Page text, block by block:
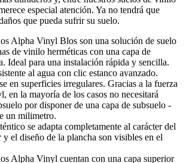
especial atención. Ya no tendrá que
que pueda sufrir su suelo.
Alpha Vinyl Blos son una solución de suelo
de vinilo herméticas con una capa de
Ideal para una instalación rápida y sencilla.
al agua con clic estanco avanzado.
en superficies irregulares. Gracias a la fuerza
en la mayoría de los casos no necesitará
por disponer de una capa de subsuelo -
un milimetro.
se adapta completamente al carácter del
el diseño de la plancha son visibles en el
Alpha Vinyl cuentan con una capa superior